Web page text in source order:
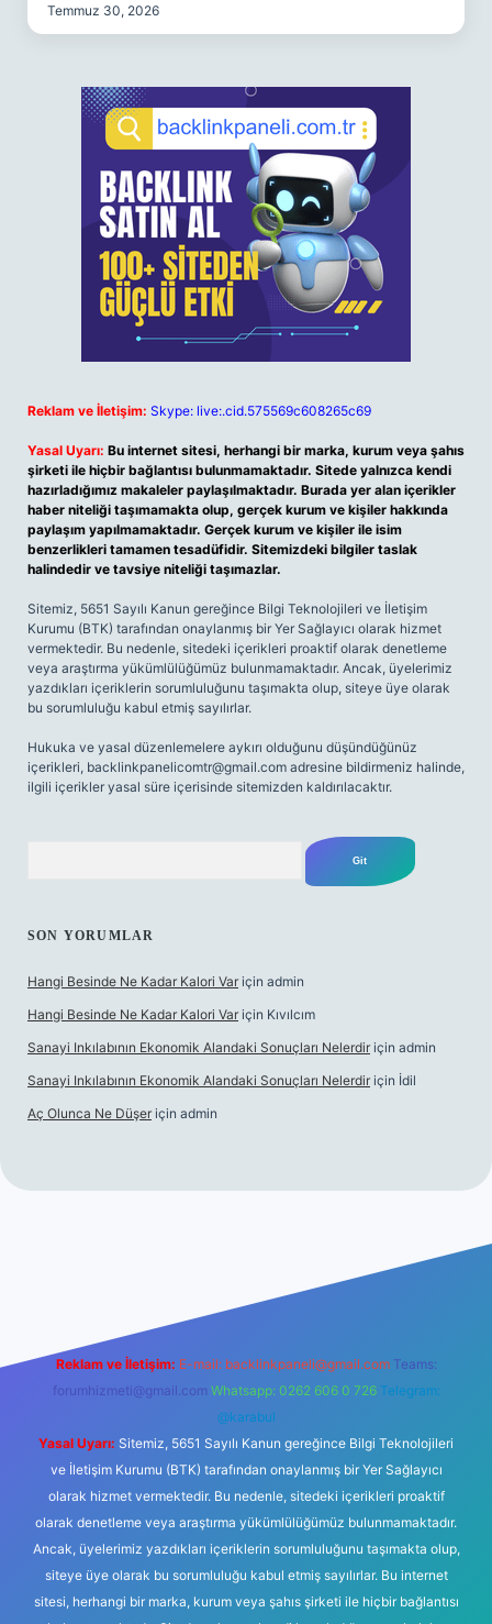
Temmuz 30, 2026
Reklam ve İletişim: Skype: live:.cid.575569c608265c69
Yasal Uyarı: Bu internet sitesi, herhangi bir marka, kurum veya şahıs
şirketi ile hiçbir bağlantısı bulunmamaktadır. Sitede yalnızca kendi
hazırladığımız makaleler paylaşılmaktadır. Burada yer alan içerikler
haber niteliği taşımamakta olup, gerçek kurum ve kişiler hakkında
paylaşım yapılmamaktadır. Gerçek kurum ve kişiler ile isim
benzerlikleri tamamen tesadüfidir. Sitemizdeki bilgiler taslak
halindedir ve tavsiye niteliği taşımazlar.
Sitemiz, 5651 Sayılı Kanun gereğince Bilgi Teknolojileri ve İletişim
Kurumu (BTK) tarafından onaylanmış bir Yer Sağlayıcı olarak hizmet
vermektedir. Bu nedenle, sitedeki içerikleri proaktif olarak denetleme
veya araştırma yükümlülüğümüz bulunmamaktadır. Ancak, üyelerimiz
yazdıkları içeriklerin sorumluluğunu taşımakta olup, siteye üye olarak
bu sorumluluğu kabul etmiş sayılırlar.
Hukuka ve yasal düzenlemelere aykırı olduğunu düşündüğünüz
içerikleri, backlinkpanelicomtr@gmail.com adresine bildirmeniz halinde,
ilgili içerikler yasal süre içerisinde sitemizden kaldırılacaktır.
SON YORUMLAR
Hangi Besinde Ne Kadar Kalori Var için admin
Hangi Besinde Ne Kadar Kalori Var için Kıvılcım
Sanayi Inkılabının Ekonomik Alandaki Sonuçları Nelerdir için admin
Sanayi Inkılabının Ekonomik Alandaki Sonuçları Nelerdir için İdil
Aç Olunca Ne Düşer için admin
Reklam ve İletişim: E-mail: backlinkpaneli@gmail.com Teams:
forumhizmeti@gmail.com Whatsapp: 0262 606 0 726 Telegram:
@karabul
Yasal Uyarı: Sitemiz, 5651 Sayılı Kanun gereğince Bilgi Teknolojileri
ve İletişim Kurumu (BTK) tarafından onaylanmış bir Yer Sağlayıcı
olarak hizmet vermektedir. Bu nedenle, sitedeki içerikleri proaktif
olarak denetleme veya araştırma yükümlülüğümüz bulunmamaktadır.
Ancak, üyelerimiz yazdıkları içeriklerin sorumluluğunu taşımakta olup,
siteye üye olarak bu sorumluluğu kabul etmiş sayılırlar. Bu internet
sitesi, herhangi bir marka, kurum veya şahıs şirketi ile hiçbir bağlantısı